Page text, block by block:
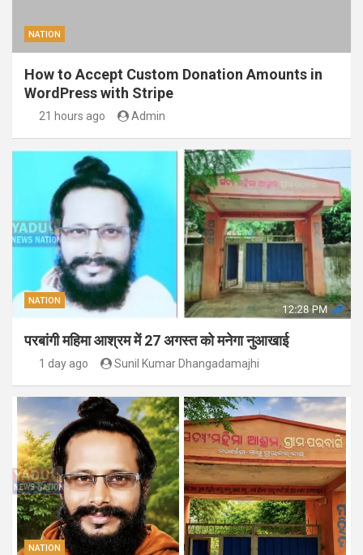
NATION
How to Accept Custom Donation Amounts in
WordPress with Stripe
21 hours ago Admin
NATION
परबांगी महिमा आश्रम में 27 अगस्त को मनेगा नुआखाई
1 day ago Sunil Kumar Dhangadamajhi
NATION